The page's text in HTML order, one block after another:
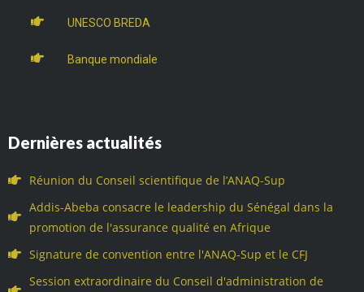
UNESCO BREDA
Banque mondiale
Dernières actualités
Réunion du Conseil scientifique de l’ANAQ-Sup
Addis-Abeba consacre le leadership du Sénégal dans la
promotion de l'assurance qualité en Afrique
Signature de convention entre l'ANAQ-Sup et le CFJ
Session extraordinaire du Conseil d'administration de